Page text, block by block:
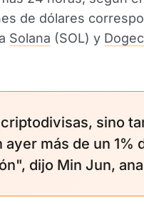
de dólares
Solana (SOL) y
sino
más de un 1%
dijo Min Jun,